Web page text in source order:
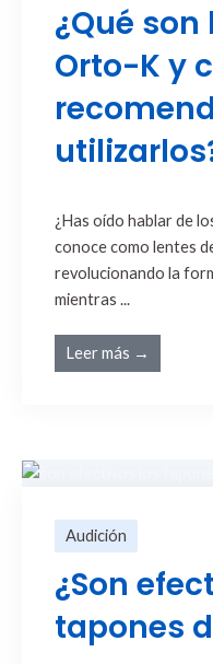
¿Qué
Orto-K y
¿Has oído hablar de
conoce como lentes
revolucionando la
mientras ...
Leer más →
Audición
¿Son
tapones